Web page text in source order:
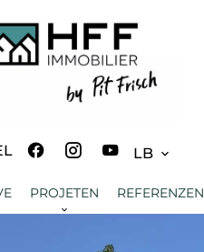
PROJETEN REFERENZEN
LB